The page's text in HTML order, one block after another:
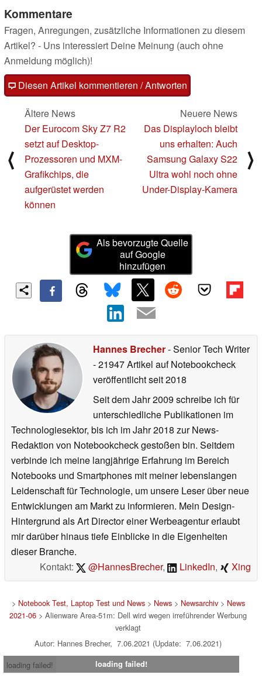
Kommentare
Fragen, Anregungen, zusätzliche Informationen zu diesem
Artikel? - Uns interessiert Deine Meinung (auch ohne
Anmeldung möglich)!
Diesen Artikel kommentieren / Antworten
⟨
Ältere News
Der Eurocom Sky Z7 R2
setzt auf Desktop-
Prozessoren und MXM-
Grafikchips, die
aufgerüstet werden
können
Neuere News
Das Displayloch bleibt
uns erhalten: Auch
Samsung Galaxy S22
Ultra wohl noch ohne
Under-Display-Kamera
⟩
Als bevorzugte Quelle
auf Google
hinzufügen
Hannes Brecher- Senior Tech Writer
- 21947 Artikel auf Notebookcheck
veröffentlichtseit 2018
Seit dem Jahr 2009 schreibe ich für
unterschiedliche Publikationen im
Technologiesektor, bis ich im Jahr 2018 zur News-
Redaktion von Notebookcheck gestoßen bin. Seitdem
verbinde ich meine langjährige Erfahrung im Bereich
Notebooks und Smartphones mit meiner lebenslangen
Leidenschaft für Technologie, um unsere Leser über neue
Entwicklungen am Markt zu informieren. Mein Design-
Hintergrund als Art Director einer Werbeagentur erlaubt
mir darüber hinaus tiefe Einblicke in die Eigenheiten
dieser Branche.
Kontakt:
@HannesBrecher, LinkedIn, Xing
> Notebook Test, Laptop Test und News> News> Newsarchiv> News
2021-06 > Alienware Area-51m: Dell wird wegen irreführender Werbung
verklagt
Autor: Hannes Brecher, 7.06.2021 (Update: 7.06.2021)
loading failed!
loading failed!